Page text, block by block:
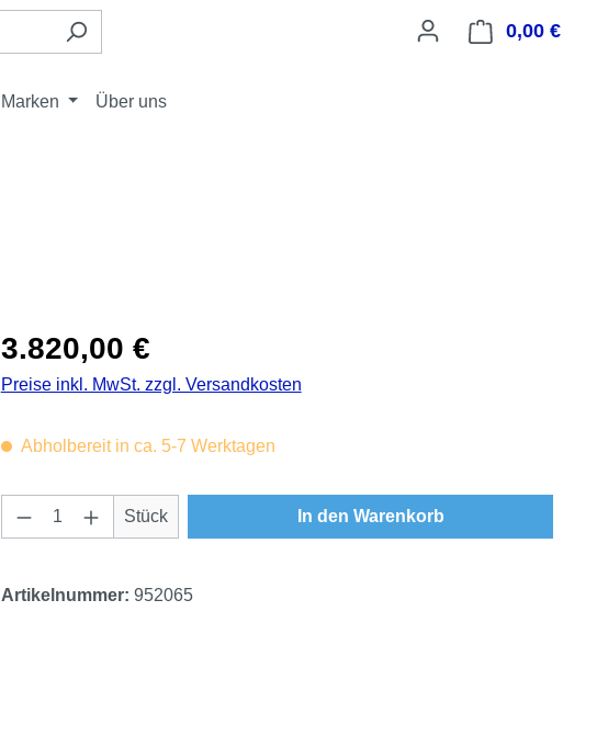
0,00 €
Marken Über uns
Regulärer Preis:
3.820,00 €
Preise inkl. MwSt. zzgl. Versandkosten
Abholbereit in ca. 5-7 Werktagen
Produkt Anzahl: Gib den gewünschten Wert ein
Stück In den Warenkorb
Artikelnummer: 952065